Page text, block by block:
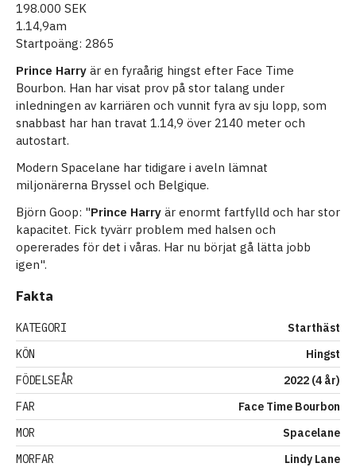
198.000 SEK
1.14,9am
Startpoäng: 2865
Prince Harry är en fyraårig hingst efter Face Time
Bourbon. Han har visat prov på stor talang under
inledningen av karriären och vunnit fyra av sju lopp, som
snabbast har han travat 1.14,9 över 2140 meter och
autostart.
Modern Spacelane har tidigare i aveln lämnat
miljonärerna Bryssel och Belgique.
Björn Goop: "Prince Harry är enormt fartfylld och har stor
kapacitet. Fick tyvärr problem med halsen och
opererades för det i våras. Har nu börjat gå lätta jobb
igen".
Fakta
KATEGORI
Starthäst
KÖN
Hingst
FÖDELSEÅR
2022 (4 år)
FAR
Face Time Bourbon
MOR
Spacelane
MORFAR
Lindy Lane